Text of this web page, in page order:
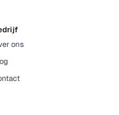
ons